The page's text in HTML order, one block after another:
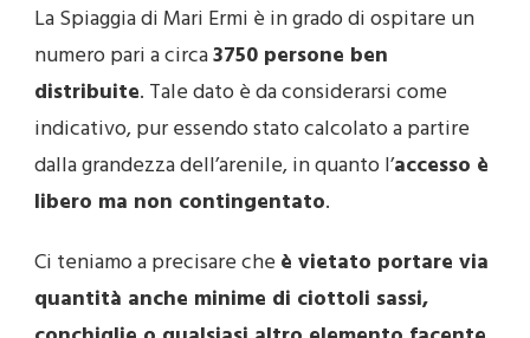
La Spiaggia di Mari Ermi è in grado di ospitare un
numero pari a circa3750 persone ben
distribuite. Tale dato è da considerarsi come
indicativo, pur essendo stato calcolato a partire
dalla grandezza dell’arenile, in quanto l’accesso è
libero ma non contingentato.
Ci teniamo a precisare che è vietato portare via
quantità anche minime di ciottoli sassi,